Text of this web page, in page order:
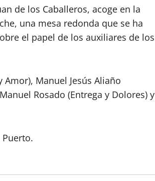
de los Caballeros, acoge en la
una mesa redonda que se ha
el papel de los auxiliares de los
Manuel Jesús Aliaño
Rosado (Entrega y Dolores) y